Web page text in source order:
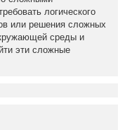
логического
или решения сложных
среды и
эти сложные